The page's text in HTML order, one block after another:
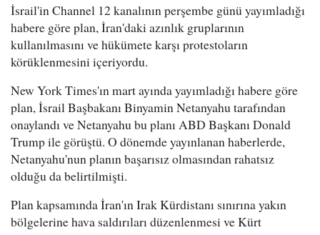
İsrail'in Channel 12 kanalının perşembe günü yayımladığı
habere göre plan, İran'daki azınlık gruplarının
kullanılmasını ve hükümete karşı protestoların
körüklenmesini içeriyordu.
New York Times'ın mart ayında yayımladığı habere göre
plan, İsrail Başbakanı Binyamin Netanyahu tarafından
onaylandı ve Netanyahu bu planı ABD Başkanı Donald
Trump ile görüştü. O dönemde yayınlanan haberlerde,
Netanyahu'nun planın başarısız olmasından rahatsız
olduğu da belirtilmişti.
Plan kapsamında İran'ın Irak Kürdistanı sınırına yakın
bölgelerine hava saldırıları düzenlenmesi ve Kürt